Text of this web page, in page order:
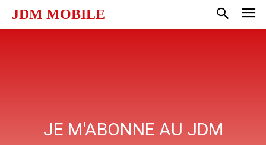
JDM MOBILE
JE M'ABONNE AU JDM